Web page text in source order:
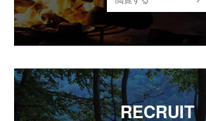
RECRUIT